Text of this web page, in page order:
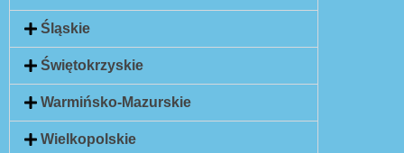
Śląskie
Świętokrzyskie
Warmińsko-Mazurskie
Wielkopolskie